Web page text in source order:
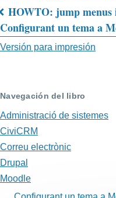
Enlaces
transversales
para
Moodle
HOWTO: jump
Configurant un tema a
Versión para impresión
Navegación del libro
Administració de sistemes
CiviCRM
Correu electrònic
Drupal
Moodle